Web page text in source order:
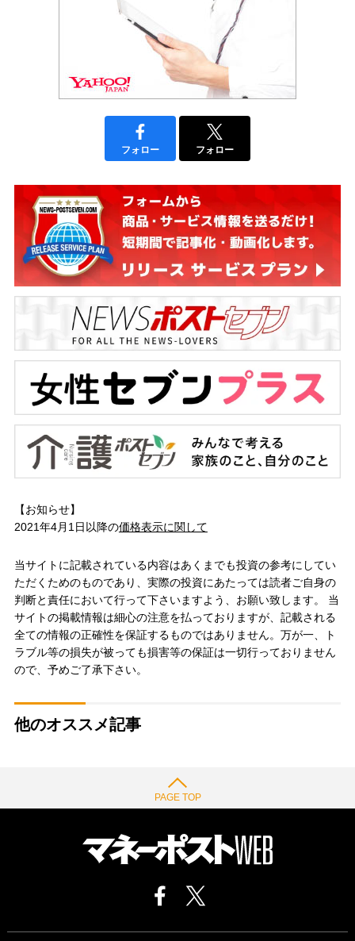
フォロー フォロー
【お知らせ】
2021年4月1日以降の価格表示に関して
当サイトに記載されている内容はあくまでも投資の参考にしてい
ただくためのものであり、実際の投資にあたっては読者ご自身の
判断と責任において行って下さいますよう、お願い致します。 当
サイトの掲載情報は細心の注意を払っておりますが、記載される
全ての情報の正確性を保証するものではありません。万が一、ト
ラブル等の損失が被っても損害等の保証は一切行っておりません
ので、予めご了承下さい。
他のオススメ記事
PAGE TOP